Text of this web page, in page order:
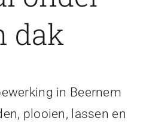
dak
in Beernem
plooien, lassen en